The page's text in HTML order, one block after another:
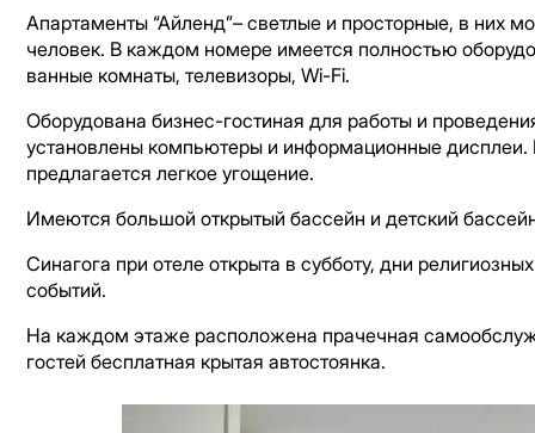
Апартаменты “Айленд”– светлые и просторные, в них
человек. В каждом номере имеется полностью
ванные комнаты, телевизоры, Wi-Fi.
Оборудована бизнес-гостиная для работы и
установлены компьютеры и информационные дисплеи.
предлагается легкое угощение.
Имеются большой открытый бассейн и детский
Синагога при отеле открыта в субботу, дни
событий.
На каждом этаже расположена прачечная
гостей бесплатная крытая автостоянка.